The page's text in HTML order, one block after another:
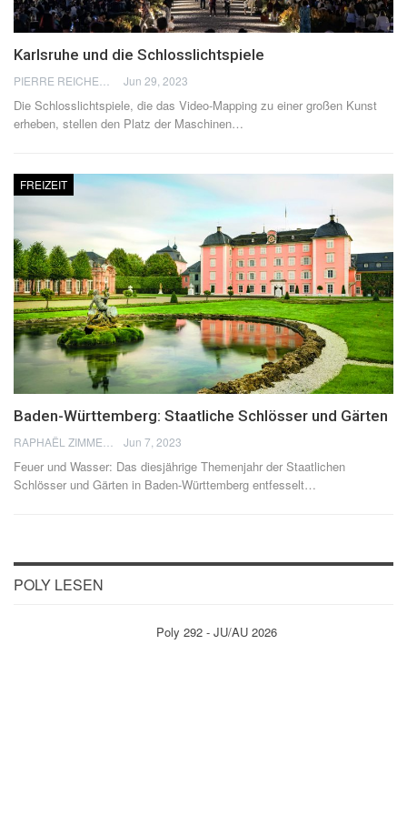
Karlsruhe und die Schlosslichtspiele
Jun 29, 2023
Die Schlosslichtspiele, die das Video-Mapping zu einer großen Kunst
erheben, stellen den Platz der Maschinen…
FREIZEIT
Baden-Württemberg: Staatliche Schlösser und Gärten
Jun 7, 2023
Feuer und Wasser: Das diesjährige Themenjahr der Staatlichen
Schlösser und Gärten in Baden-Württemberg entfesselt…
POLY LESEN
Poly 292 - JU/AU 2026